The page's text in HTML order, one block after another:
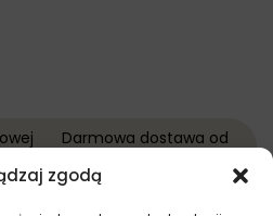
zgodą
Darmowa dostawa od